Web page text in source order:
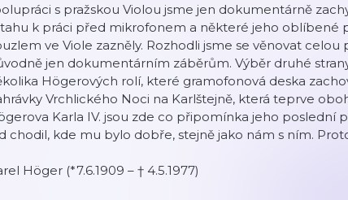
s pražskou Violou jsme jen dokumentárně
k práci před mikrofonem a některé jeho oblíbené
ve Viole zazněly. Rozhodli jsme se věnovat
jen dokumentárním záběrům. Výběr druhé
Högerových rolí, které gramofonová deska
Vrchlického Noci na Karlštejně, která teprve
Karla IV. jsou zde co připomínka jeho poslední
chodil, kde mu bylo dobře, stejně jako nám s ním.
Höger (*7.6.1909 – † 4.5.1977)